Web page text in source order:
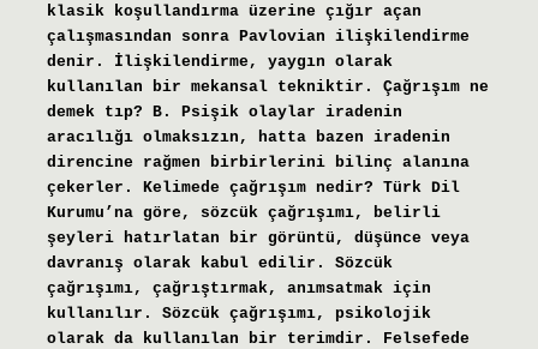
klasik koşullandırma üzerine çığır açan
çalışmasından sonra Pavlovian ilişkilendirme
denir. İlişkilendirme, yaygın olarak
kullanılan bir mekansal tekniktir. Çağrışım ne
demek tıp? B. Psişik olaylar iradenin
aracılığı olmaksızın, hatta bazen iradenin
direncine rağmen birbirlerini bilinç alanına
çekerler. Kelimede çağrışım nedir? Türk Dil
Kurumu’na göre, sözcük çağrışımı, belirli
şeyleri hatırlatan bir görüntü, düşünce veya
davranış olarak kabul edilir. Sözcük
çağrışımı, çağrıştırmak, anımsatmak için
kullanılır. Sözcük çağrışımı, psikolojik
olarak da kullanılan bir terimdir. Felsefede